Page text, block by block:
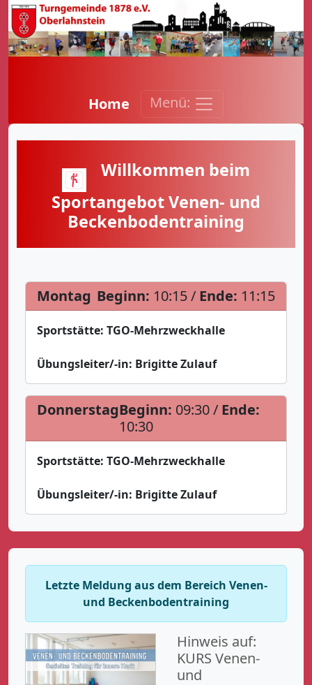
Home Menü:
Willkommen beim
Sportangebot Venen- und
Beckenbodentraining
Montag Beginn: 10:15 / Ende: 11:15
Sportstätte: TGO-Mehrzweckhalle
Übungsleiter/-in: Brigitte Zulauf
DonnerstagBeginn: 09:30 / Ende:
10:30
Sportstätte: TGO-Mehrzweckhalle
Übungsleiter/-in: Brigitte Zulauf
Letzte Meldung aus dem Bereich Venen-
und Beckenbodentraining
Hinweis auf:
KURS Venen-
und